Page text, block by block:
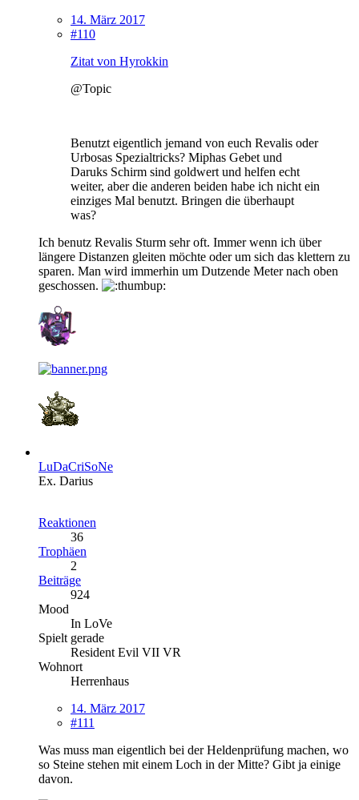
14. März 2017
#110
Zitat von Hyrokkin
@Topic
Benutzt eigentlich jemand von euch Revalis oder
Urbosas Spezialtricks? Miphas Gebet und
Daruks Schirm sind goldwert und helfen echt
weiter, aber die anderen beiden habe ich nicht ein
einziges Mal benutzt. Bringen die überhaupt
was?
Ich benutz Revalis Sturm sehr oft. Immer wenn ich über
längere Distanzen gleiten möchte oder um sich das klettern zu
sparen. Man wird immerhin um Dutzende Meter nach oben
geschossen.
LuDaCriSoNe
Ex. Darius
Reaktionen
36
Trophäen
2
Beiträge
924
Mood
In LoVe
Spielt gerade
Resident Evil VII VR
Wohnort
Herrenhaus
14. März 2017
#111
Was muss man eigentlich bei der Heldenprüfung machen, wo
so Steine stehen mit einem Loch in der Mitte? Gibt ja einige
davon.